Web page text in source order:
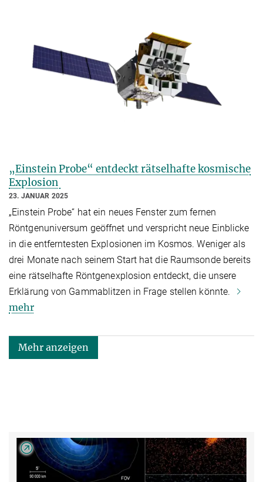
„Einstein Probe“ entdeckt rätselhafte kosmische
Explosion
23. JANUAR 2025
„Einstein Probe“ hat ein neues Fenster zum fernen
Röntgenuniversum geöffnet und verspricht neue Einblicke
in die entferntesten Explosionen im Kosmos. Weniger als
drei Monate nach seinem Start hat die Raumsonde bereits
eine rätselhafte Röntgenexplosion entdeckt, die unsere
Erklärung von Gammablitzen in Frage stellen könnte.
mehr
Mehr anzeigen